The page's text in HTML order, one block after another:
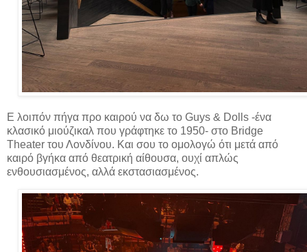
Ε λοιπόν πήγα προ καιρού να δω το Guys & Dolls -ένα
κλασικό μιούζικαλ που γράφτηκε το 1950- στο Bridge
Theater του Λονδίνου. Και σου το ομολογώ ότι μετά από
καιρό βγήκα από θεατρική αίθουσα, ουχί απλώς
ενθουσιασμένος, αλλά εκστασιασμένος.